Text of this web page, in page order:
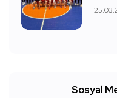
Sosyal